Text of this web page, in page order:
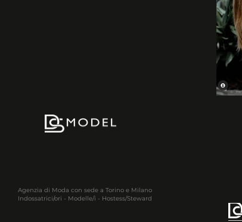
Agenzia di Moda con sede a Torino e Milano
Indossatrici/ori - Modelle/i - Hostess/Steward